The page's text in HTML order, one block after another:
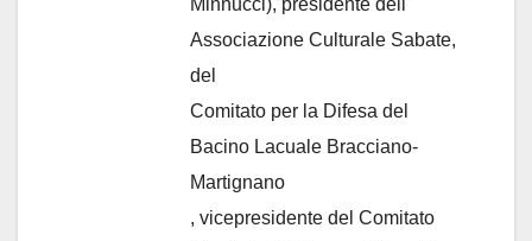
Associazione Culturale Sabate,
del
Comitato per la Difesa del
Bacino Lacuale Bracciano-
Martignano
, vicepresidente del Comitato